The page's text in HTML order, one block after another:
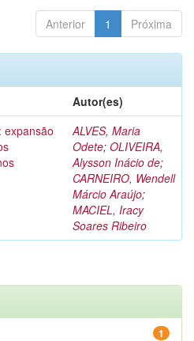
Anterior 1 Próxima
Autor(es)
expansão
ALVES, Maria
Odete; OLIVEIRA,
Alysson Inácio de;
CARNEIRO, Wendell
Márcio Araújo;
MACIEL, Iracy
Soares Ribeiro
1